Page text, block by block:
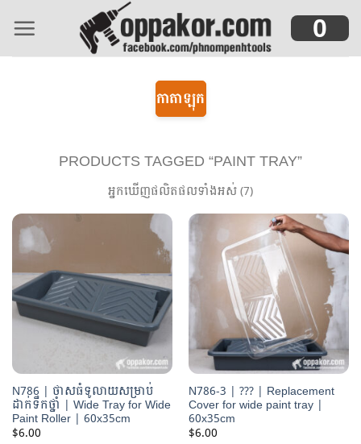
0
PRODUCTS TAGGED “PAINT TRAY”
កាតាឡុក
អ្នកឃើញផលិតផលទាំងអស់ (7)
N786 | ថាសធំទូលាយសម្រាប់
ដាក់ទឹកថ្នាំ | Wide Tray for Wide
Paint Roller | 60x35cm
$6.00
N786-3 | ??? | Replacement
Cover for wide paint tray |
60x35cm
$6.00